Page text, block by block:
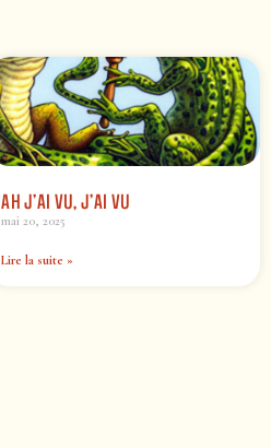
AH J’AI VU, J’AI VU
mai 20, 2025
Lire la suite »